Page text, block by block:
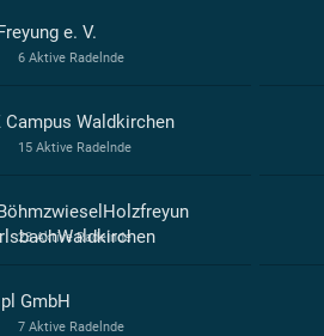
e. V.
6 Aktive Radelnde
Campus Waldkirchen
15 Aktive Radelnde
23 Aktive Radelnde
GmbH
7 Aktive Radelnde